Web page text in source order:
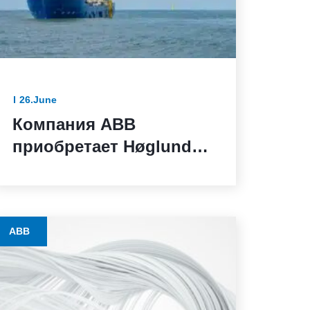
процессных отраслей
26.June
Компания ABB
приобретает Høglund
судовой автоматизации
ABB